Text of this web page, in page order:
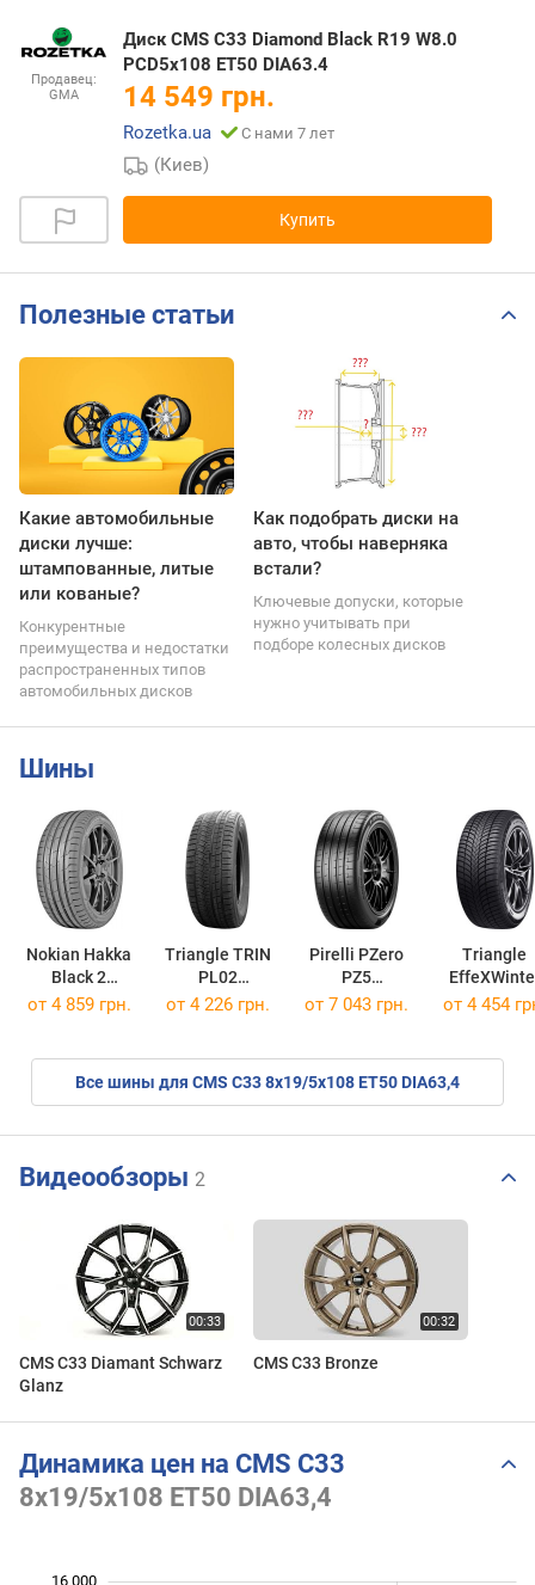
Продавец:
GMA
Диск CMS C33 Diamond Black R19 W8.0
PCD5x108 ET50 DIA63.4
14 549 грн.
Rozetka.ua С нами 7 лет
(Киев)
Купить
Полезные статьи
Какие автомобильные
диски лучше:
штампованные, литые
или кованые?
Конкурентные
преимущества и недостатки
распространенных типов
автомобильных дисков
Как подобрать диски на
авто, чтобы наверняка
встали?
Ключевые допуски, которые
нужно учитывать при
подборе колесных дисков
Шины
Nokian Hakka
Black 2
235/50 R19 99V
Triangle TRIN
PL02
255/45 R19 104V
Pirelli PZero
PZ5
255/35 R19 96Y
Triangle
TW421
от 4 859 грн. от 4 226 грн. от 7 043 грн. от 4 454
Все шины для CMS C33 8x19/5x108 ET50 DIA63,4
Видеообзоры 2
CMS C33 Diamant Schwarz
Glanz
CMS C33 Bronze
Динамика цен на CMS C33
8x19/5x108 ET50 DIA63,4